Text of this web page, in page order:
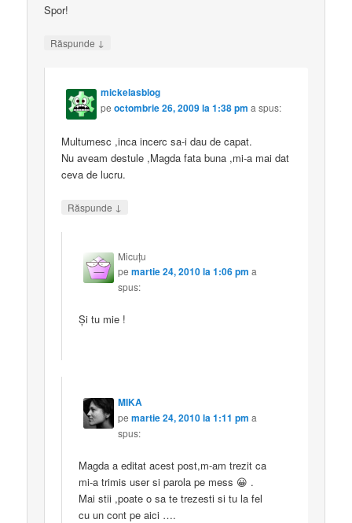
Spor!
Răspunde ↓
mickelasblog
peoctombrie 26, 2009 la 1:38 pm a spus:
Multumesc ,inca incerc sa-i dau de capat.
Nu aveam destule ,Magda fata buna ,mi-a mai dat
ceva de lucru.
Răspunde ↓
Micuţu
pemartie 24, 2010 la 1:06 pm a
spus:
Şi tu mie !
MIKA
pemartie 24, 2010 la 1:11 pm a
spus:
Magda a editat acest post,m-am trezit ca
mi-a trimis user si parola pe mess 😀 .
Mai stii ,poate o sa te trezesti si tu la fel
cu un cont pe aici ….